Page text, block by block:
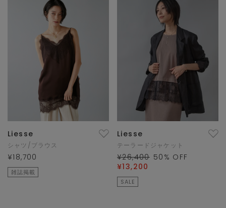
Liesse
シャツ/ブラウス
¥18,700
雑誌掲載
Liesse
テーラードジャケット
¥26,400 50 % OFF
¥13,200
SALE